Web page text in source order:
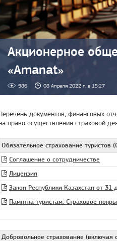
Акционерное
«Amanat»
986 08 Апреля 2022 г. в 15:27
документов, финансовых
право осуществления страховой
Обязательное страхование туристов
Соглашение о сотрудничестве
Лицензия
Закон Республики Казахстан от
Памятка туристам: Страховое
Добровольное страхование (включая